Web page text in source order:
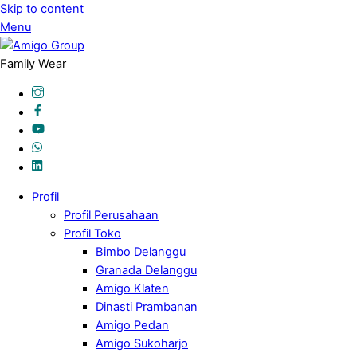
Skip to content
Menu
Family Wear
Profil
Profil Perusahaan
Profil Toko
Bimbo Delanggu
Granada Delanggu
Amigo Klaten
Dinasti Prambanan
Amigo Pedan
Amigo Sukoharjo